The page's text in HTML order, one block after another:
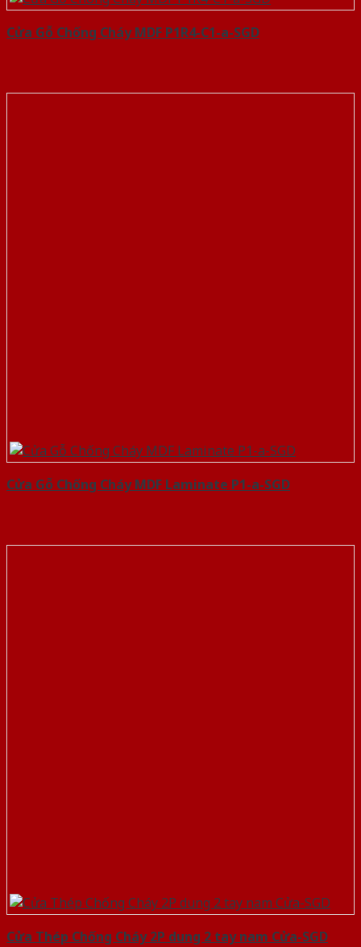
Cửa Gỗ Chống Cháy MDF P1R4-C1-a-SGD
Cửa Gỗ Chống Cháy MDF Laminate P1-a-SGD
Cửa Thép Chống Cháy 2P dung 2 tay nam Cửa-SGD